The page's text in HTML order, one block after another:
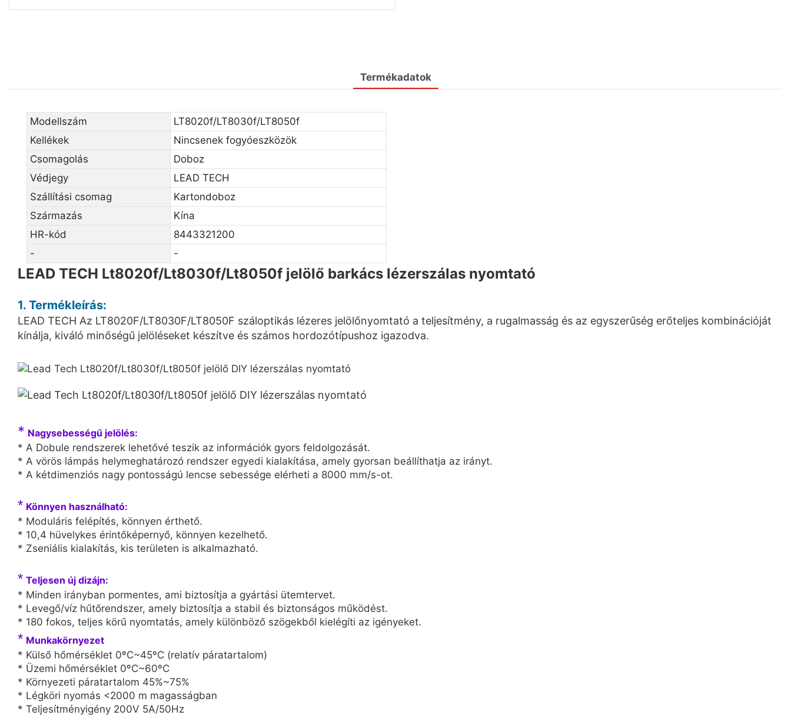
Termékadatok
Modellszám
LT8020f/LT8030f/LT8050f
Kellékek
Nincsenek fogyóeszközök
Csomagolás
Doboz
Védjegy
LEAD TECH
Szállítási csomag
Kartondoboz
Származás
Kína
HR-kód
8443321200
-
-
LEAD TECH Lt8020f/Lt8030f/Lt8050f jelölő barkács lézerszálas nyomtató
1. Termékleírás:
LEAD TECH Az LT8020F/LT8030F/LT8050F száloptikás lézeres jelölőnyomtató a teljesítmény, a rugalmasság és az egyszerűség erőteljes kombinációját
kínálja, kiváló minőségű jelöléseket készítve és számos hordozótípushoz igazodva.
* Nagysebességű jelölés:
* A Dobule rendszerek lehetővé teszik az információk gyors feldolgozását.
* A vörös lámpás helymeghatározó rendszer egyedi kialakítása, amely gyorsan beállíthatja az irányt.
* A kétdimenziós nagy pontosságú lencse sebessége elérheti a 8000 mm/s-ot.
* Könnyen használható:
* Moduláris felépítés, könnyen érthető.
* 10,4 hüvelykes érintőképernyő, könnyen kezelhető.
* Zseniális kialakítás, kis területen is alkalmazható.
* Teljesen új dizájn:
* Minden irányban pormentes, ami biztosítja a gyártási ütemtervet.
* Levegő/víz hűtőrendszer, amely biztosítja a stabil és biztonságos működést.
* 180 fokos, teljes körű nyomtatás, amely különböző szögekből kielégíti az igényeket.
* Munkakörnyezet
* Külső hőmérséklet 0ºC~45ºC (relatív páratartalom)
* Üzemi hőmérséklet 0ºC~60ºC
* Környezeti páratartalom 45%~75%
* Légköri nyomás <2000 m magasságban
* Teljesítményigény 200V 5A/50Hz